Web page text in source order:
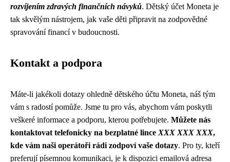
rozvíjením zdravých finančních návyků. Dětský účet Moneta je
tak skvělým nástrojem, jak vaše děti připravit na zodpovědné
spravování financí v budoucnosti.
Kontakt a podpora
Máte-li jakékoli dotazy ohledně dětského účtu Moneta, náš tým
vám s radostí pomůže. Jsme tu pro vás, abychom vám poskytli
veškeré informace a podporu, kterou potřebujete. Můžete nás
kontaktovat telefonicky na bezplatné lince XXX XXX XXX,
kde vám naši operátoři rádi zodpoví vaše dotazy. Pro ty, kteří
preferují písemnou komunikaci, je k dispozici emailová adresa